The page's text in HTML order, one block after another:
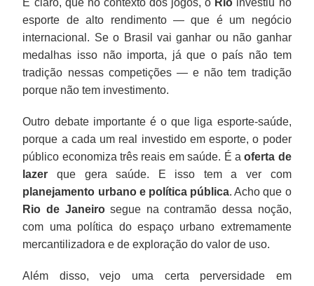
esporte de alto rendimento — que é um negócio
internacional. Se o Brasil vai ganhar ou não ganhar
medalhas isso não importa, já que o país não tem
tradição nessas competições — e não tem tradição
porque não tem investimento.
Outro debate importante é o que liga esporte-saúde,
porque a cada um real investido em esporte, o poder
público economiza três reais em saúde. É aoferta de
lazer que gera saúde. E isso tem a ver com
planejamento urbano e política pública. Acho que o
Rio de Janeirosegue na contramão dessa noção,
com uma política do espaço urbano extremamente
mercantilizadora e de exploração do valor de uso.
Além disso, vejo uma certa perversidade em